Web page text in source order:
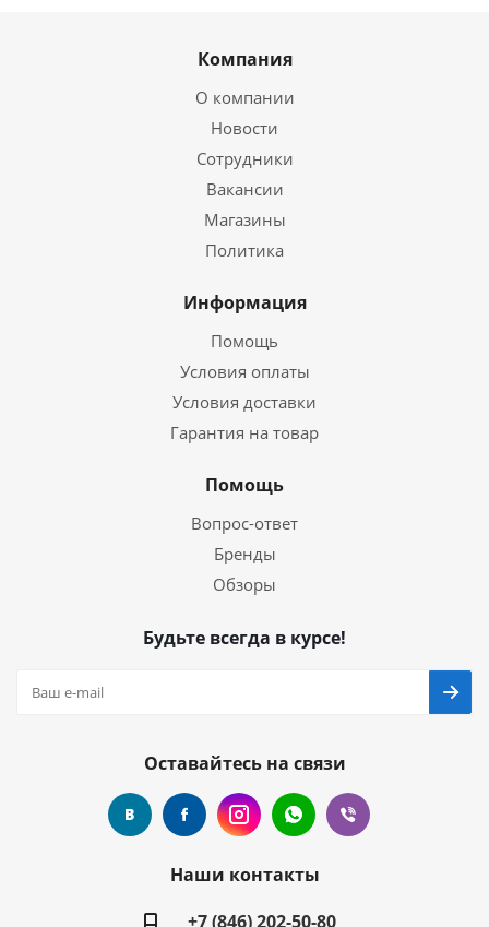
Компания
О компании
Новости
Сотрудники
Вакансии
Магазины
Политика
Информация
Помощь
Условия оплаты
Условия доставки
Гарантия на товар
Помощь
Вопрос-ответ
Бренды
Обзоры
Будьте всегда в курсе!
Оставайтесь на связи
Наши контакты
+7 (846) 202-50-80